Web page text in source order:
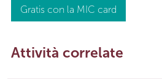
Gratis con la MIC card
Attività correlate